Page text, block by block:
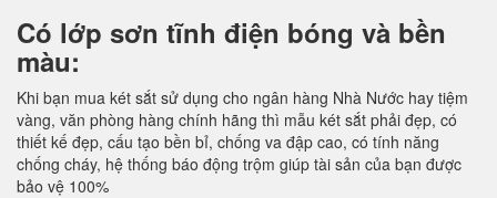
Có lớp sơn tĩnh điện bóng và bền
màu:
Khi bạn mua két sắt sử dụng cho ngân hàng Nhà Nước hay tiệm
vàng, văn phòng hàng chính hãng thì mẫu két sắt phải đẹp, có
thiết kế đẹp, cấu tạo bền bỉ, chống va đập cao, có tính năng
chống cháy, hệ thống báo động trộm giúp tài sản của bạn được
bảo vệ 100%